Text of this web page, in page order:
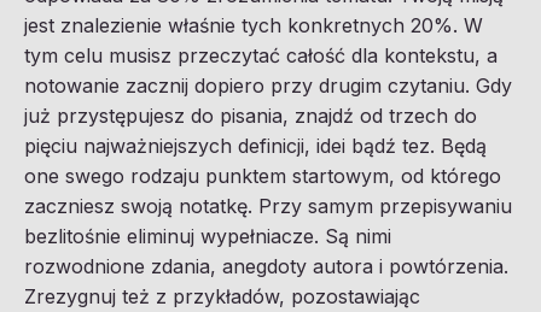
jest znalezienie właśnie tych konkretnych 20%. W
tym celu musisz przeczytać całość dla kontekstu, a
notowanie zacznij dopiero przy drugim czytaniu. Gdy
już przystępujesz do pisania, znajdź od trzech do
pięciu najważniejszych definicji, idei bądź tez. Będą
one swego rodzaju punktem startowym, od którego
zaczniesz swoją notatkę. Przy samym przepisywaniu
bezlitośnie eliminuj wypełniacze. Są nimi
rozwodnione zdania, anegdoty autora i powtórzenia.
Zrezygnuj też z przykładów, pozostawiając